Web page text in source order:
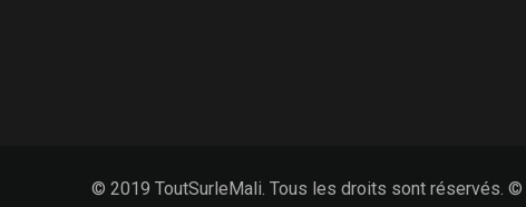
© 2019 ToutSurleMali. Tous les droits sont réservés. ©